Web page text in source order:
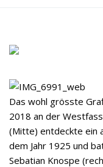
Das wohl grösste
2018 an der
(Mitte) entdeckte ein
dem Jahr 1925 und
Sebatian Knospe